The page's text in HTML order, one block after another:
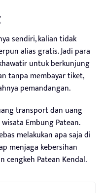
sendiri, kalian tidak
alias gratis. Jadi para
untuk berkunjung
tanpa membayar tiket,
pemandangan.
transport dan uang
Embung Patean.
melakukan apa saja di
menjaga kebersihan
cengkeh Patean Kendal.